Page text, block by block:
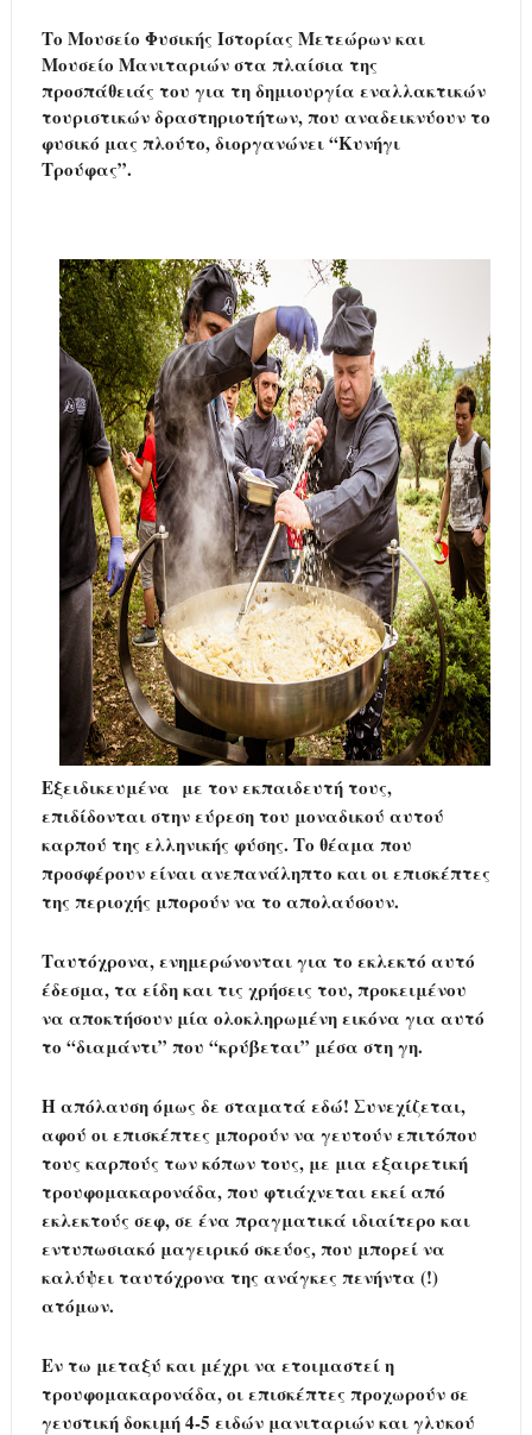
Το Μουσείο Φυσικής Ιστορίας Μετεώρων και
Μουσείο Μανιταριών στα πλαίσια της
προσπάθειάς του για τη δημιουργία εναλλακτικών
τουριστικών δραστηριοτήτων, που αναδεικνύουν το
φυσικό μας πλούτο, διοργανώνει “Κυνήγι
Τρούφας”.
Εξειδικευμένα με τον εκπαιδευτή τους,
επιδίδονται στην εύρεση του μοναδικού αυτού
καρπού της ελληνικής φύσης. Το θέαμα που
προσφέρουν είναι ανεπανάληπτο και οι επισκέπτες
της περιοχής μπορούν να το απολαύσουν.
Ταυτόχρονα, ενημερώνονται για το εκλεκτό αυτό
έδεσμα, τα είδη και τις χρήσεις του, προκειμένου
να αποκτήσουν μία ολοκληρωμένη εικόνα για αυτό
το “διαμάντι” που “κρύβεται” μέσα στη γη.
Η απόλαυση όμως δε σταματά εδώ! Συνεχίζεται,
αφού οι επισκέπτες μπορούν να γευτούν επιτόπου
τους καρπούς των κόπων τους, με μια εξαιρετική
τρουφομακαρονάδα, που φτιάχνεται εκεί από
εκλεκτούς σεφ, σε ένα πραγματικά ιδιαίτερο και
εντυπωσιακό μαγειρικό σκεύος, που μπορεί να
καλύψει ταυτόχρονα της ανάγκες πενήντα (!)
ατόμων.
Εν τω μεταξύ και μέχρι να ετοιμαστεί η
τρουφομακαρονάδα, οι επισκέπτες προχωρούν σε
γευστική δοκιμή 4-5 ειδών μανιταριών και γλυκού